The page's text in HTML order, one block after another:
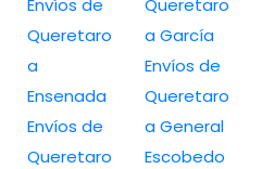
Envíos de
Queretaro
a
Ensenada
Envíos de
Queretaro
Queretaro
a García
Envíos de
Queretaro
a General
Escobedo